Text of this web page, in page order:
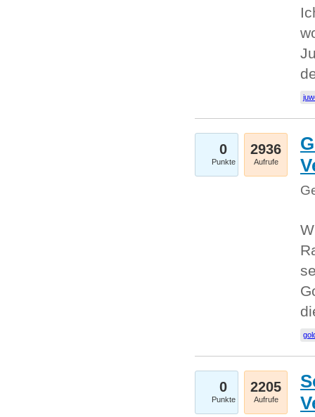
0
Punkte
2936
Aufrufe
0
Punkte
2205
Aufrufe